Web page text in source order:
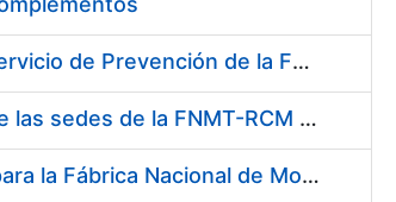
Servicio de Calibración y Verificación Externa de los Equipos de Medición del Servicio de Prevención de la FNMT-RCM
Conexión mediante Fibra Óptica de los Centros de Proceso de Datos (CPDs) de las sedes de la FNMT-RCM de Burgos y Madrid
Contratación de acuerdo marco para el Suministro de Material de Electricidad para la Fábrica Nacional de Moneda y Timbre-Real Casa de la Moneda en su centro de trabajo de Burgos